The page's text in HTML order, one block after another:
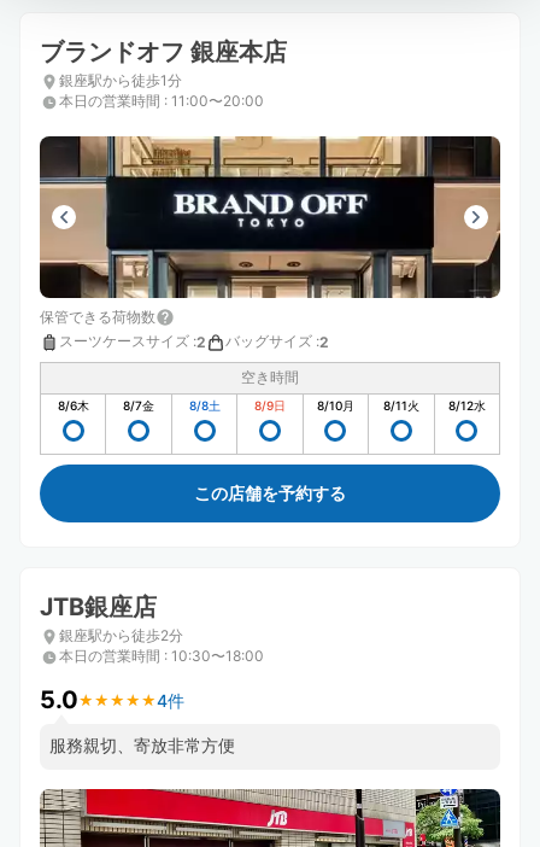
ブランドオフ 銀座本店
銀座駅から徒歩1分
本日の営業時間 : 11:00〜20:00
保管できる荷物数
スーツケースサイズ :2 バッグサイズ :2
空き時間
8/6木 8/7金 8/8土 8/9日 8/10月 8/11火 8/12水
この店舗を予約する
JTB銀座店
銀座駅から徒歩2分
本日の営業時間 : 10:30〜18:00
5.0★ ★ ★ ★ ★
★ ★ ★ ★ ★4件
服務親切、寄放非常方便